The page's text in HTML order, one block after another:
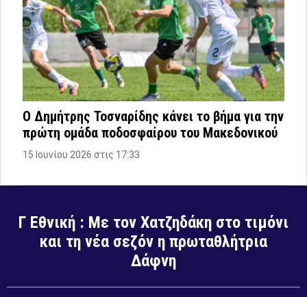
O Δημήτρης Τοσναρίδης κάνει το βήμα για την
πρώτη ομάδα ποδοσφαίρου του Μακεδονικού
15 Ιουνίου 2026 στις 17:33
Γ Εθνική : Με τον Χατζηδάκη στο τιμόνι
και τη νέα σεζόν η πρωταθλήτρια
Δάφνη